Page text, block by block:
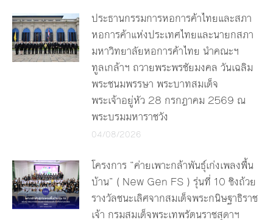
ประธานกรรมการหอการค้าไทยและสภา
หอการค้าแห่งประเทศไทยและนายกสภา
มหาวิทยาลัยหอการค้าไทย นำคณะฯ
ทูลเกล้าฯ ถวายพระพรชัยมงคล วันเฉลิม
พระชนมพรรษา พระบาทสมเด็จ
พระเจ้าอยู่หัว 28 กรกฎาคม 2569 ณ
พระบรมมหาราชวัง
04/08/2026
โครงการ “ค่ายเพาะกล้าพันธุ์เก่งเพลงพื้น
บ้าน” ( New Gen FS ) รุ่นที่ 10 ชิงถ้วย
รางวัลชนะเลิศจากสมเด็จพระกนิษฐาธิราช
เจ้า กรมสมเด็จพระเทพรัตนราชสุดาฯ